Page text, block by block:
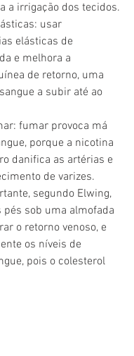
a irrigação dos tecidos.
usar
elásticas de
e melhora a
de retorno, uma
a subir até ao
fumar provoca má
porque a nicotina
danifica as artérias e
de varizes.
segundo Elwing,
sob uma almofada
o retorno venoso, e
os níveis de
pois o colesterol